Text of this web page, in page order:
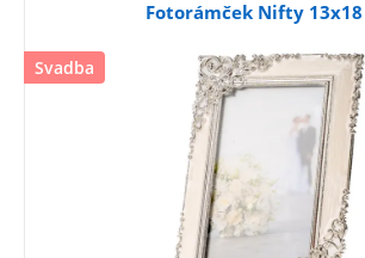
Svadba
Fotorámček Nifty 13x18